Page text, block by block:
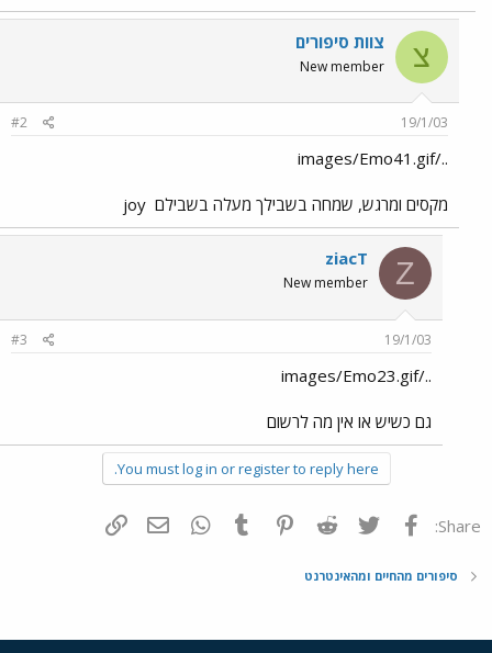
צ צוות סיפורים
New member
19/1/03
#2
../images/Emo41.gif
מקסים ומרגש, שמחה בשבילך מעלה בשבילם
Z
ziacT
New member
19/1/03
#3
../images/Emo23.gif
גם כשיש או אין מה לרשום
You must log in or register to reply here.
Share: פייסבוק Twitter
Reddit
Pinterest
Tumblr
WhatsAppדואר אלקטרוני
סיפורים מהחיים ומהאינטרנט